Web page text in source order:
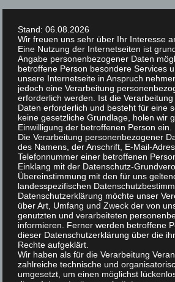
Springe
zum
Inhalt
MENÜ
« Alle Veranstaltungen
32. Offene
Stand: 06.08.2026
Wir freuen uns sehr über Ihr Interesse
Eine Nutzung der Internetseiten ist
Angabe personenbezogener Daten
betroffene Person besondere Services
unsere Internetseite in Anspruch
jedoch eine Verarbeitung
erforderlich werden. Ist die
Daten erforderlich und besteht für eine
keine gesetzliche Grundlage, holen wir
Einwilligung der betroffenen Person ein.
Die Verarbeitung personenbezogener
des Namens, der Anschrift, E-Mail-
Telefonnummer einer betroffenen
Einklang mit der Datenschutz-
Übereinstimmung mit den für uns
landesspezifischen
Datenschutzerklärung möchte unser
über Art, Umfang und Zweck der von
genutzten und verarbeiteten
informieren. Ferner werden betroffene
dieser Datenschutzerklärung über die
Rechte aufgeklärt.
Wir haben als für die Verarbeitung
zahlreiche technische und
umgesetzt, um einen möglichst